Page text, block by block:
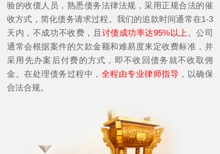
验的收债人员，熟悉债务法律法规，采用正规合法的催
收方式，简化债务请求过程。我们的追款时间通常在1-3
天内，不成功不收费，且 讨债成功率达95%以上 。公司
通常会根据案件的欠款金额和难易度来定收费标准，并
采用先办案后付费的方式，即不收回债务就不收取佣
金。在处理债务过程中， 全程由专业律师指导 ，以确保
合法合规。